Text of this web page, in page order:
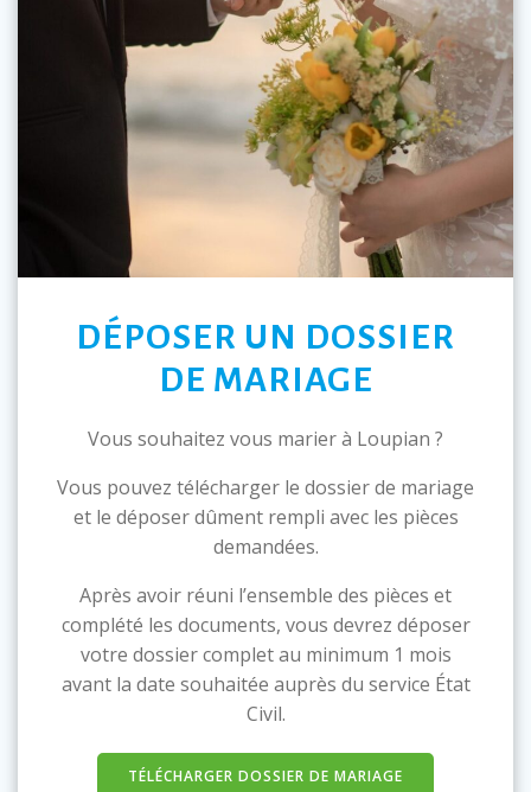
DÉPOSER UN DOSSIER
DE MARIAGE
Vous souhaitez vous marier à Loupian ?
Vous pouvez télécharger le dossier de mariage
et le déposer dûment rempli avec les pièces
demandées.
Après avoir réuni l’ensemble des pièces et
complété les documents, vous devrez déposer
votre dossier complet au minimum 1 mois
avant la date souhaitée auprès du service État
Civil.
TÉLÉCHARGER DOSSIER DE MARIAGE